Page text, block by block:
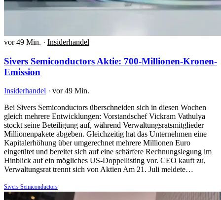
vor 49 Min. · Insiderhandel
Sivers Semiconductors Aktie: 700-Millionen-Kronen-
Emission
Insiderhandel · vor 49 Min.
Bei Sivers Semiconductors überschneiden sich in diesen Wochen
gleich mehrere Entwicklungen: Vorstandschef Vickram Vathulya
stockt seine Beteiligung auf, während Verwaltungsratsmitglieder
Millionenpakete abgeben. Gleichzeitig hat das Unternehmen eine
Kapitalerhöhung über umgerechnet mehrere Millionen Euro
eingetütet und bereitet sich auf eine schärfere Rechnungslegung im
Hinblick auf ein mögliches US-Doppellisting vor. CEO kauft zu,
Verwaltungsrat trennt sich von Aktien Am 21. Juli meldete…
Sivers Semiconductors